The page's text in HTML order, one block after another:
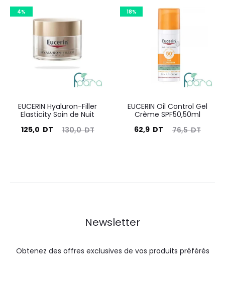
initial
était :
130,0
DT.
initial
était :
DT.
actuel
4%
EUCERIN Hyaluron-Filler
Elasticity Soin de Nuit
130,0DT
Le
125,0 DT
Le
18%
EUCERIN Oil Control Gel
Crème SPF50,50ml
76,5DT
Le
62,9 DT
Newsletter
Obtenez des offres exclusives de vos produits préférés